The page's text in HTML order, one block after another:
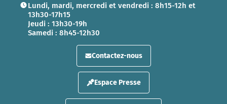
Lundi, mardi, mercredi et vendredi : 8h15-12h et
13h30-17h15
Jeudi : 13h30-19h
Samedi : 8h45-12h30
Contactez-nous
Espace Presse